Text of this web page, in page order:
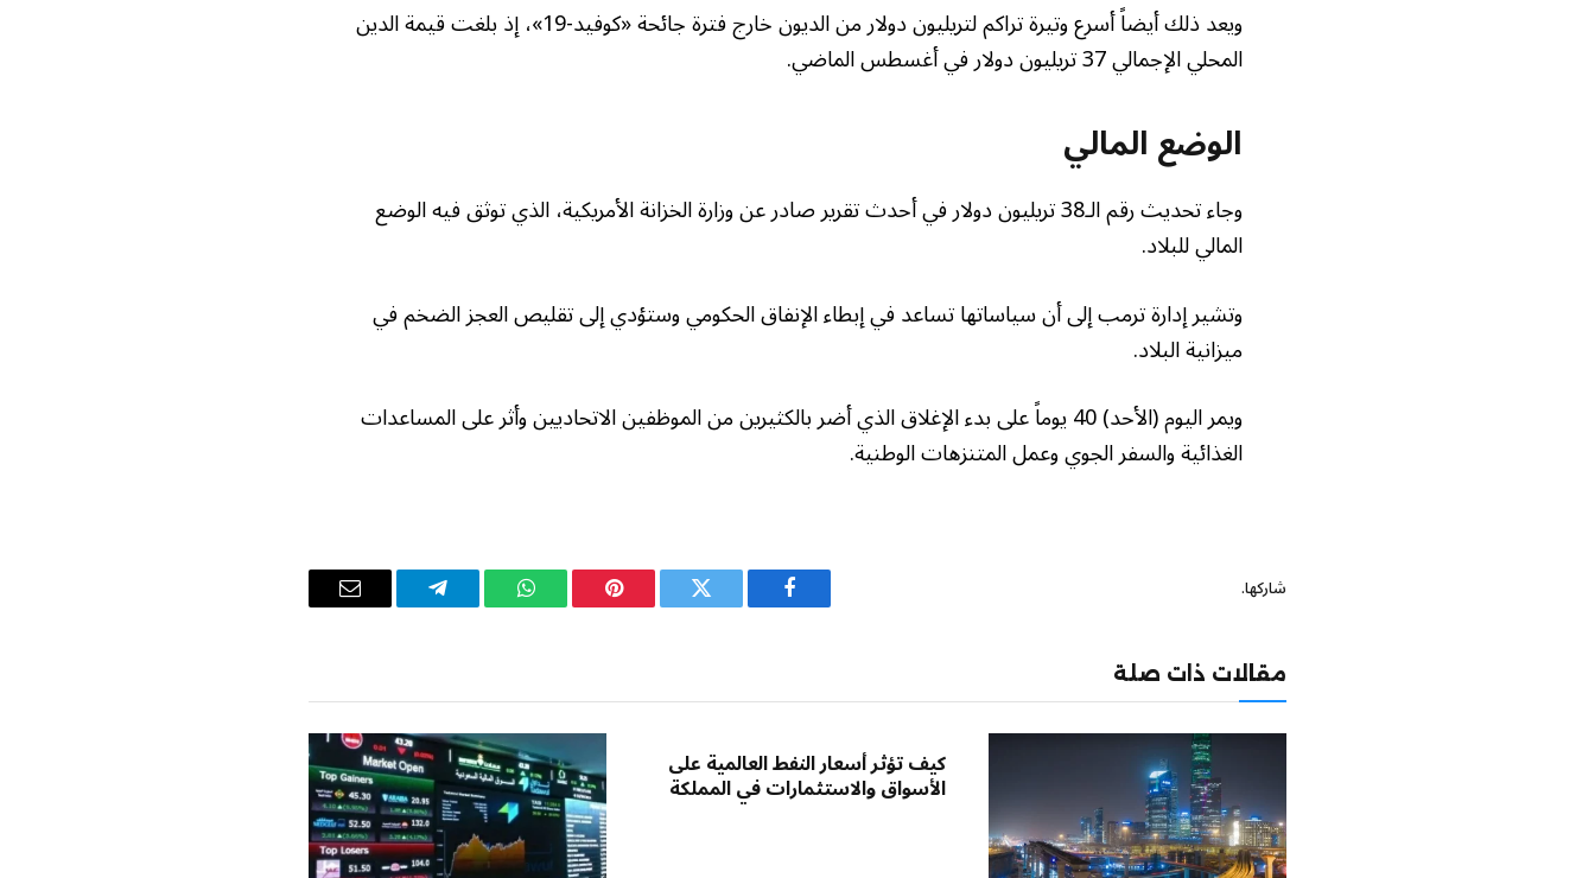
ويعد ذلك أيضاً أسرع وتيرة تراكم لتريليون دولار من الديون خارج فترة جائحة «كوفيد-19»، إذ بلغت قيمة الدين
المحلي الإجمالي 37 تريليون دولار في أغسطس الماضي.
الوضع المالي
وجاء تحديث رقم الـ38 تريليون دولار في أحدث تقرير صادر عن وزارة الخزانة الأمريكية، الذي توثق فيه الوضع
المالي للبلاد.
وتشير إدارة ترمب إلى أن سياساتها تساعد في إبطاء الإنفاق الحكومي وستؤدي إلى تقليص العجز الضخم في
ميزانية البلاد.
ويمر اليوم (الأحد) 40 يوماً على بدء الإغلاق الذي أضر بالكثيرين من الموظفين الاتحاديين وأثر على المساعدات
الغذائية والسفر الجوي وعمل المتنزهات الوطنية.
شاركها.
فيسبوك تويتر بينتيريستواتساب تيلقرام
البريد
مقالات ذات صلة
كيف تؤثر أسعار النفط العالمية على
الأسواق والاستثمارات في المملكة